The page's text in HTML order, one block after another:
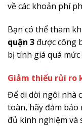
về các khoản phí
Bạn có thể tham
quận 3 được công
bị tính giá quá
Giảm thiểu rủi ro
Để di dời ngôi nhà
toàn, hãy đảm
đủ kinh nghiệm và